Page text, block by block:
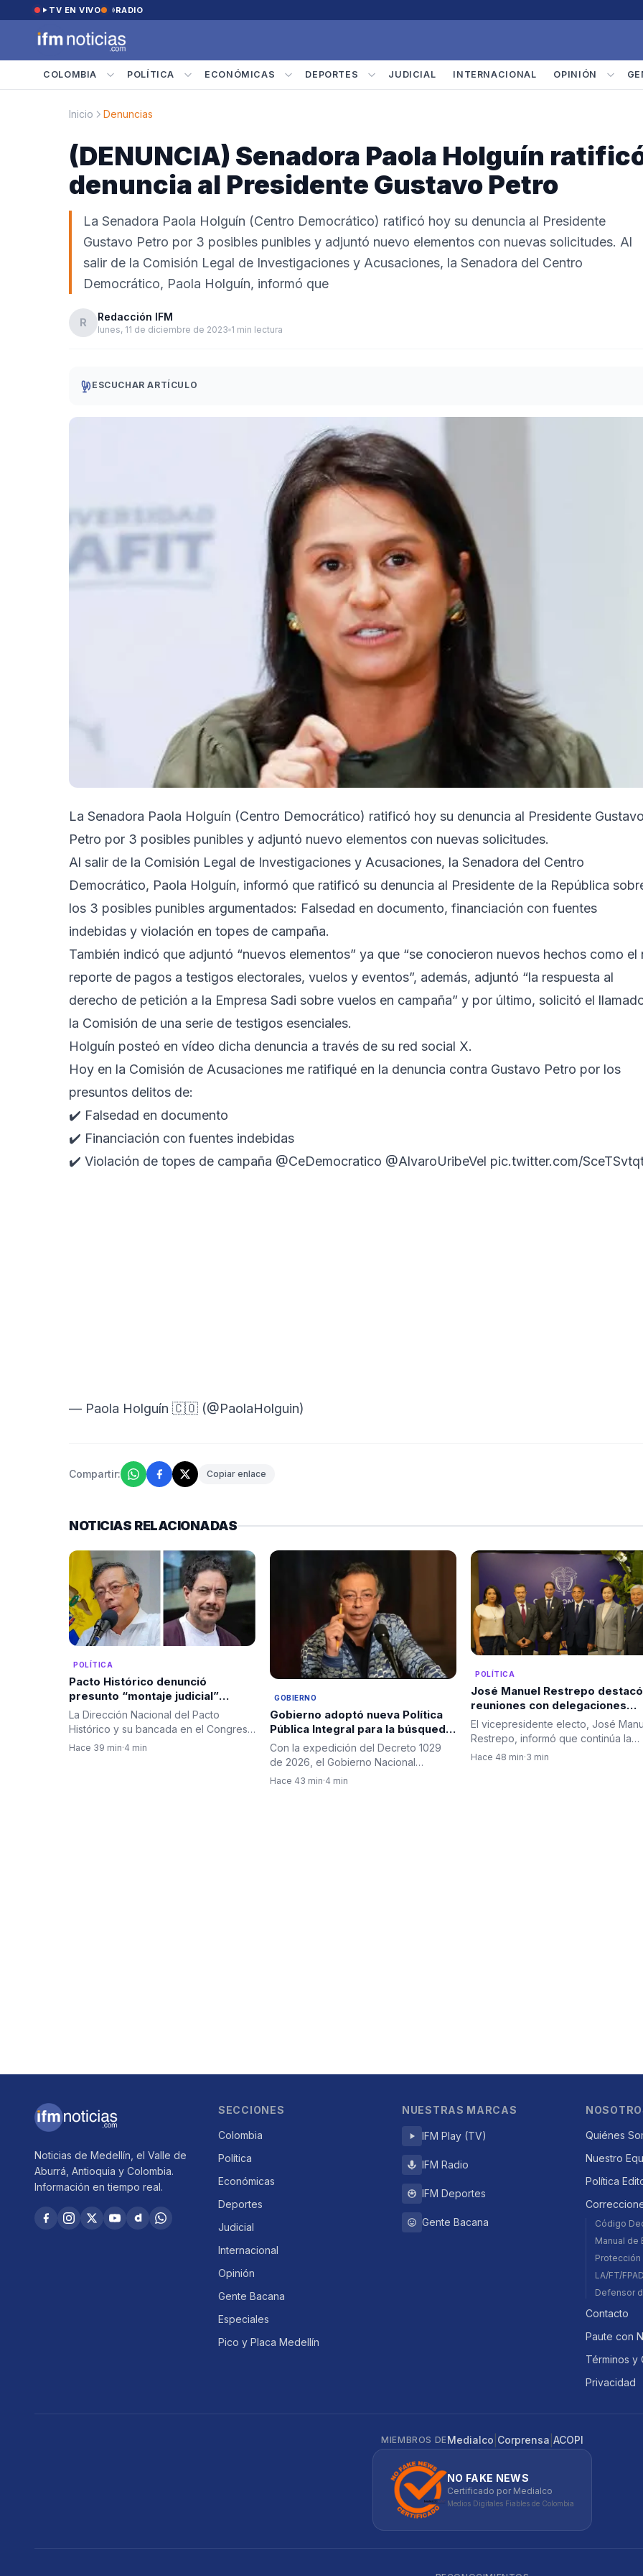
Saltar al contenido
TV EN VIVO RADIO
COLOMBIA POLÍTICA ECONÓMICAS DEPORTES JUDICIAL INTERNACIONAL OPINIÓN
Inicio Denuncias
(DENUNCIA) Senadora Paola Holguín
denuncia al Presidente Gustavo Petro
La Senadora Paola Holguín (Centro Democrático) ratificó hoy su denuncia al Presidente
Gustavo Petro por 3 posibles punibles y adjuntó nuevo elementos con nuevas solicitudes. Al
salir de la Comisión Legal de Investigaciones y Acusaciones, la Senadora del Centro
Democrático, Paola Holguín, informó que
R Redacción IFM
lunes, 11 de diciembre de 2023 1 min lectura
ESCUCHAR ARTÍCULO
La Senadora Paola Holguín (Centro Democrático) ratificó hoy su denuncia al Presidente Gustavo
Petro por 3 posibles punibles y adjuntó nuevo elementos con nuevas solicitudes.
Al salir de la Comisión Legal de Investigaciones y Acusaciones, la Senadora del Centro
Democrático, Paola Holguín, informó que ratificó su denuncia al Presidente de la República
los 3 posibles punibles argumentados: Falsedad en documento, financiación con fuentes
indebidas y violación en topes de campaña.
También indicó que adjuntó “nuevos elementos” ya que “se conocieron nuevos hechos como el
reporte de pagos a testigos electorales, vuelos y eventos”, además, adjuntó “la respuesta al
derecho de petición a la Empresa Sadi sobre vuelos en campaña” y por último, solicitó el
la Comisión de una serie de testigos esenciales.
Holguín posteó en vídeo dicha denuncia a través de su red social X.
Hoy en la Comisión de Acusaciones me ratifiqué en la denuncia contra Gustavo Petro por los
presuntos delitos de:
✔️ Falsedad en documento
✔️ Financiación con fuentes indebidas
✔️ Violación de topes de campaña @CeDemocratico @AlvaroUribeVel pic.twitter.com/
— Paola Holguín 🇨🇴 (@PaolaHolguin)
Compartir: Copiar enlace
NOTICIAS RELACIONADAS
POLÍTICA
Pacto Histórico denunció
presunto “montaje judicial”
contra Gustavo Petro e Iván
Cepeda y pidió garantías a la
La Dirección Nacional del Pacto
Histórico y su bancada en el Congreso
emitieron un comunicado…
Hace 39 min·4 min
GOBIERNO
Gobierno adoptó nueva Política
Pública Integral para la búsqueda
e identificación de personas
desaparecidas en Colombia
Con la expedición del Decreto 1029
de 2026, el Gobierno Nacional
incorporó al ordenamiento jurídico…
Hace 43 min·4 min
POLÍTICA
José Manuel Restrepo destacó
reuniones con delegaciones
internacionales y planteó a
como aliado para el desarrollo
la inteligencia artificial en
Colombia
El vicepresidente electo, José
Restrepo, informó que continúa la
agenda de reuniones con las…
Hace 48 min·3 min
Noticias de Medellín, el Valle de
Aburrá, Antioquia y Colombia.
Información en tiempo real.
SECCIONES
Colombia
Política
Económicas
Deportes
Judicial
Internacional
Opinión
Gente Bacana
Especiales
Pico y Placa Medellín
NUESTRAS MARCAS
IFM Play (TV)
IFM Radio
IFM Deportes
Gente Bacana
Quiénes
Nuestro
Política
Código
Manual de
Protección
LA/FT/
Defensor
Contacto
Paute con
Términos y
Privacidad
MIEMBROS DEMedialco Corprensa ACOPI
NO FAKE NEWS
Certificado por Medialco
Medios Digitales Fiables de Colombia